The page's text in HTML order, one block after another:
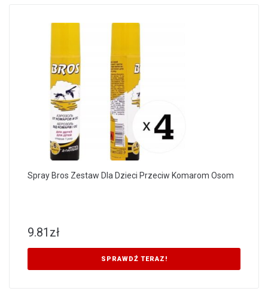
Spray Bros Zestaw Dla Dzieci Przeciw Komarom Osom
9.81 zł
SPRAWDŹ TERAZ!